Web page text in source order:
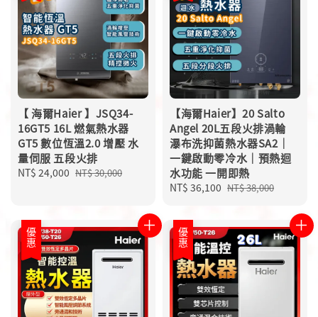
【 海爾Haier 】JSQ34-
16GT5 16L 燃氣熱水器
GT5 數位恆溫2.0 增壓 水
量伺服 五段火排
Sale
NT$ 24,000 Regular
NT$ 30,000
【海爾Haier】20 Salto
Angel 20L五段火排渦輪
瀑布洗抑菌熱水器SA2｜
一鍵啟動零冷水｜預熱迴
水功能 一開即熱
Sale
NT$ 36,100 Regular
NT$ 38,000
優惠 優惠